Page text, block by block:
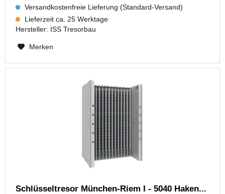
Versandkostenfreie Lieferung (Standard-Versand)
Lieferzeit ca. 25 Werktage
Hersteller: ISS Tresorbau
Merken
Schlüsseltresor München-Riem I - 5040 Haken...